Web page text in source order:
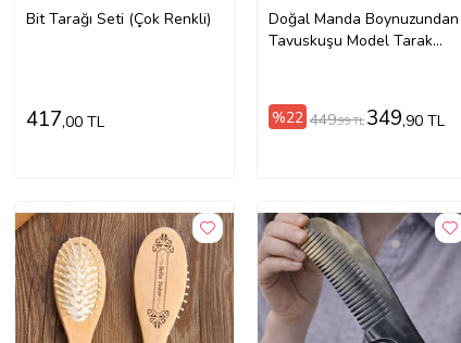
Bit Tarağı Seti (Çok Renkli)
417,00 TL
Doğal Manda Boynuzundan
Tavuskuşu Model Tarak
%22 449,99 TL 349,90 TL